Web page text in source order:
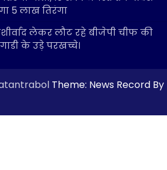
5 लाख तिरंगा
लेकर लौट रहे बीजेपी चीफ की
के उड़े परखच्चे।
Theme: News Record By